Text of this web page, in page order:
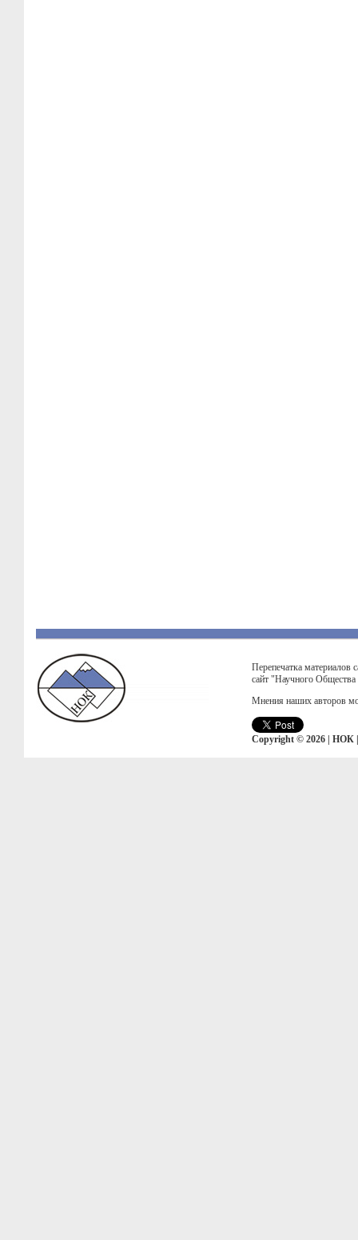
Перепечатка материалов
сайт "Научного
Мнения наших авторов
Copyright © 2026 | НОК